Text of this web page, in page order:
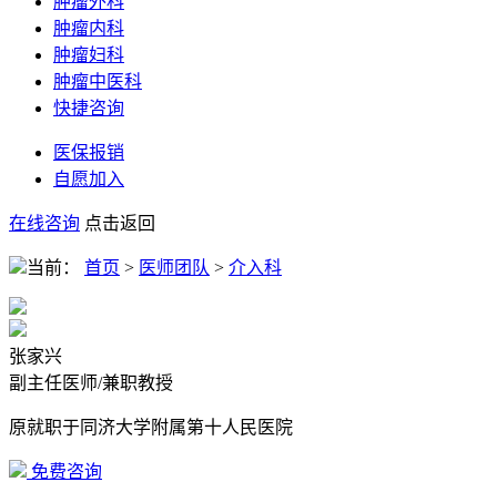
肿瘤内科
肿瘤妇科
肿瘤中医科
快捷咨询
医保报销
自愿加入
在线咨询 点击返回
当前： 首页 > 医师团队 > 介入科
张家兴
副主任医师/兼职教授
原就职于同济大学附属第十人民医院
免费咨询